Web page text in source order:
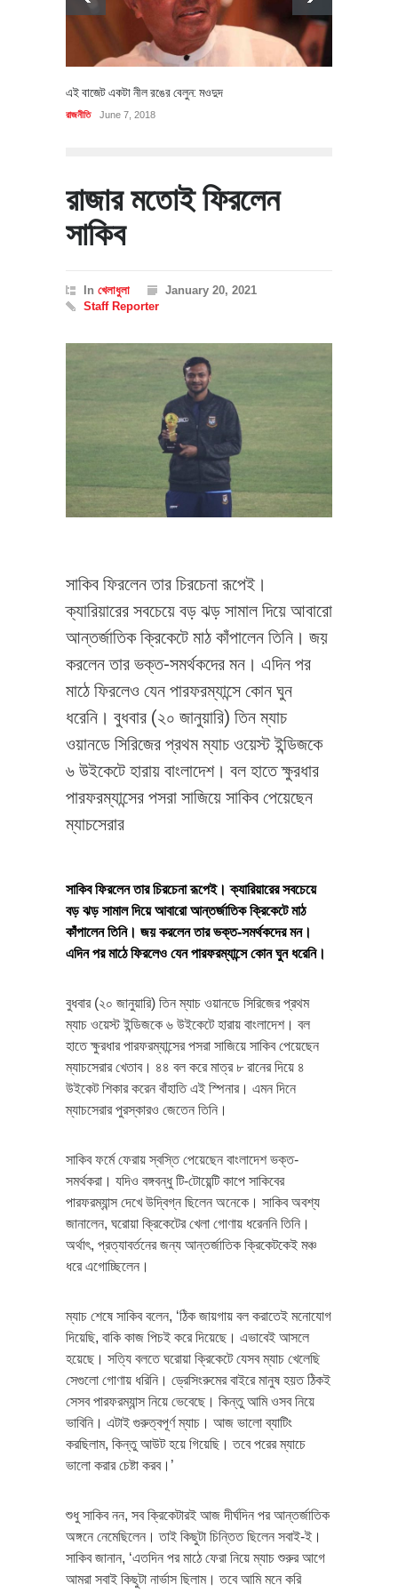
এই বাজেট একটা নীল রঙের বেলুন: মওদুদ
রাজনীতি June 7, 2018
রাজার মতোই ফিরলেন
সাকিব
In খেলাধুলা
January 20, 2021
Staff Reporter
সাকিব ফিরলেন তার চিরচেনা রূপেই।
ক্যারিয়ারের সবচেয়ে বড় ঝড় সামাল দিয়ে আবারো
আন্তর্জাতিক ক্রিকেটে মাঠ কাঁপালেন তিনি। জয়
করলেন তার ভক্ত-সমর্থকদের মন। এদিন পর
মাঠে ফিরলেও যেন পারফরম্যান্সে কোন ঘুন
ধরেনি। বুধবার (২০ জানুয়ারি) তিন ম্যাচ
ওয়ানডে সিরিজের প্রথম ম্যাচ ওয়েস্ট ইন্ডিজকে
৬ উইকেটে হারায় বাংলাদেশ। বল হাতে ক্ষুরধার
পারফরম্যান্সের পসরা সাজিয়ে সাকিব পেয়েছেন
ম্যাচসেরার
সাকিব ফিরলেন তার চিরচেনা রূপেই। ক্যারিয়ারের সবচেয়ে
বড় ঝড় সামাল দিয়ে আবারো আন্তর্জাতিক ক্রিকেটে মাঠ
কাঁপালেন তিনি। জয় করলেন তার ভক্ত-সমর্থকদের মন।
এদিন পর মাঠে ফিরলেও যেন পারফরম্যান্সে কোন ঘুন ধরেনি।
বুধবার (২০ জানুয়ারি) তিন ম্যাচ ওয়ানডে সিরিজের প্রথম
ম্যাচ ওয়েস্ট ইন্ডিজকে ৬ উইকেটে হারায় বাংলাদেশ। বল
হাতে ক্ষুরধার পারফরম্যান্সের পসরা সাজিয়ে সাকিব পেয়েছেন
ম্যাচসেরার খেতাব। ৪৪ বল করে মাত্র ৮ রানের দিয়ে ৪
উইকেট শিকার করেন বাঁহাতি এই স্পিনার। এমন দিনে
ম্যাচসেরার পুরস্কারও জেতেন তিনি।
সাকিব ফর্মে ফেরায় স্বস্তি পেয়েছেন বাংলাদেশ ভক্ত-
সমর্থকরা। যদিও বঙ্গবন্ধু টি-টোয়েন্টি কাপে সাকিবের
পারফরম্যান্স দেখে উদ্বিগ্ন ছিলেন অনেকে। সাকিব অবশ্য
জানালেন, ঘরোয়া ক্রিকেটের খেলা গোণায় ধরেননি তিনি।
অর্থাৎ, প্রত্যাবর্তনের জন্য আন্তর্জাতিক ক্রিকেটকেই মঞ্চ
ধরে এগোচ্ছিলেন।
ম্যাচ শেষে সাকিব বলেন, ‘ঠিক জায়গায় বল করাতেই মনোযোগ
দিয়েছি, বাকি কাজ পিচই করে দিয়েছে। এভাবেই আসলে
হয়েছে। সত্যি বলতে ঘরোয়া ক্রিকেটে যেসব ম্যাচ খেলেছি
সেগুলো গোণায় ধরিনি। ড্রেসিংরুমের বাইরে মানুষ হয়ত ঠিকই
সেসব পারফরম্যান্স নিয়ে ভেবেছে। কিন্তু আমি ওসব নিয়ে
ভাবিনি। এটাই গুরুত্বপূর্ণ ম্যাচ। আজ ভালো ব্যাটিং
করছিলাম, কিন্তু আউট হয়ে গিয়েছি। তবে পরের ম্যাচে
ভালো করার চেষ্টা করব।’
শুধু সাকিব নন, সব ক্রিকেটারই আজ দীর্ঘদিন পর আন্তর্জাতিক
অঙ্গনে নেমেছিলেন। তাই কিছুটা চিন্তিত ছিলেন সবাই-ই।
সাকিব জানান, ‘এতদিন পর মাঠে ফেরা নিয়ে ম্যাচ শুরুর আগে
আমরা সবাই কিছুটা নার্ভাস ছিলাম। তবে আমি মনে করি